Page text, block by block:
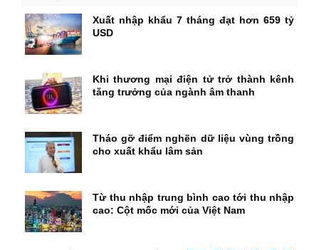
Xuất nhập khẩu 7 tháng đạt hơn 659 tỷ
USD
Khi thương mại điện tử trở thành kênh
tăng trưởng của ngành âm thanh
Tháo gỡ điểm nghẽn dữ liệu vùng trồng
cho xuất khẩu lâm sản
Từ thu nhập trung bình cao tới thu nhập
cao: Cột mốc mới của Việt Nam